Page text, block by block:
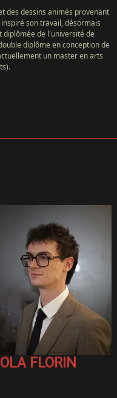
des dessins animés provenant
son travail, désormais
diplômée de l'université de
diplôme en conception de
un master en arts
FLORIN